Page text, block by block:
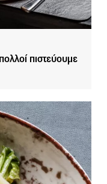
πιστεύουμε